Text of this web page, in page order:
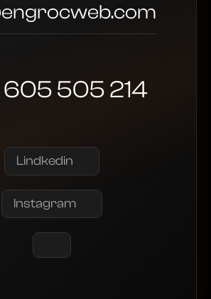
605 505 214
Lindkedin
Instagram